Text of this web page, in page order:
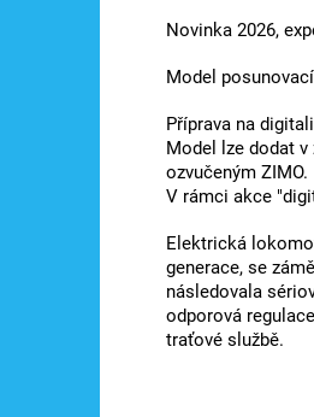
Novinka 2026,
Model
Příprava na
Model lze dodat
ozvučeným ZIMO.
V rámci akce
Elektrická
generace, se
následovala
odporová
traťové službě.